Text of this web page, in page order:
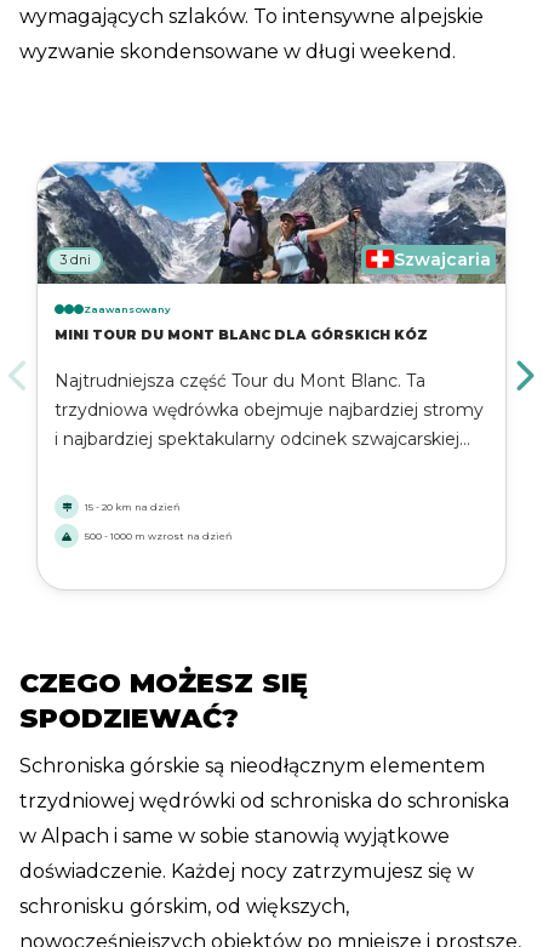
wymagających szlaków. To intensywne alpejskie
wyzwanie skondensowane w długi weekend.
3 dni Szwajcaria
Zaawansowany
MINI TOUR DU MONT BLANC DLA GÓRSKICH KÓZ
Najtrudniejsza część Tour du Mont Blanc. Ta
trzydniowa wędrówka obejmuje najbardziej stromy
i najbardziej spektakularny odcinek szwajcarskiej
terenu i wymagających etapów. Idealne dla
doświadczonych wędrowców pragnących
zastrzyku adrenaliny na krótszej trasie.
15 - 20 km na dzień
500 - 1000 m wzrost na dzień
CZEGO MOŻESZ SIĘ
SPODZIEWAĆ?
Schroniska górskie są nieodłącznym elementem
trzydniowej wędrówki od schroniska do schroniska
w Alpach i same w sobie stanowią wyjątkowe
doświadczenie. Każdej nocy zatrzymujesz się w
schronisku górskim, od większych,
nowocześniejszych obiektów po mniejsze i prostsze,